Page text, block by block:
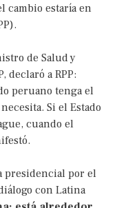
cambio estaría en
de Salud y
declaró a RPP:
peruano tenga el
Si el Estado
cuando el
presidencial por el
con Latina